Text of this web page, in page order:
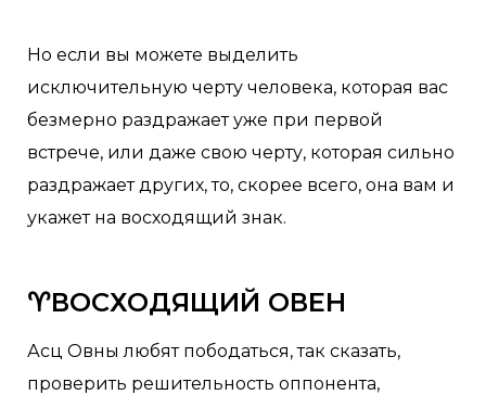
Но если вы можете выделить
исключительную черту человека, которая вас
безмерно раздражает уже при первой
встрече, или даже свою черту, которая сильно
раздражает других, то, скорее всего, она вам и
укажет на восходящий знак.
♈ВОСХОДЯЩИЙ ОВЕН
Асц Овны любят пободаться, так сказать,
проверить решительность оппонента,